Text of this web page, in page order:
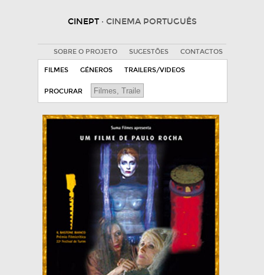
CINEPT · CINEMA PORTUGUÊS
SOBRE O PROJETO SUGESTÕES CONTACTOS
FILMES GÉNEROS TRAILERS/VIDEOS
PROCURAR